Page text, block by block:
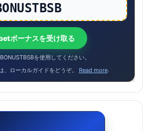
ボーナスを受け取る
を使用してください。
、ローカルガイドをどうぞ。
Read more.